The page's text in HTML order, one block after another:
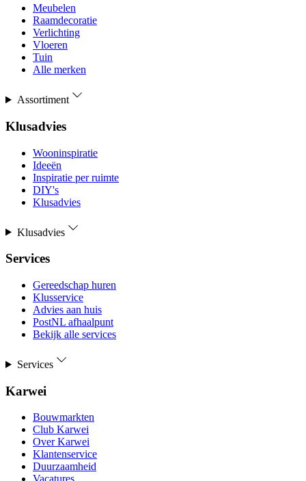
Meubelen
Raamdecoratie
Verlichting
Vloeren
Tuin
Alle merken
Assortiment
Klusadvies
Wooninspiratie
Ideeën
Inspiratie per ruimte
DIY's
Klusadvies
Klusadvies
Services
Gereedschap huren
Klusservice
Advies aan huis
PostNL afhaalpunt
Bekijk alle services
Services
Karwei
Bouwmarkten
Club Karwei
Over Karwei
Klantenservice
Duurzaamheid